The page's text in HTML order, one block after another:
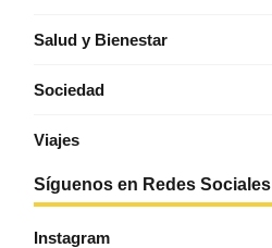
Salud y Bienestar
Sociedad
Viajes
Síguenos en Redes Sociales
Instagram